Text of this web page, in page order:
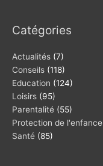
Catégories
Actualités (7)
Conseils (118)
Education (124)
Loisirs (95)
Parentalité (55)
Protection de l'enfance
Santé (85)